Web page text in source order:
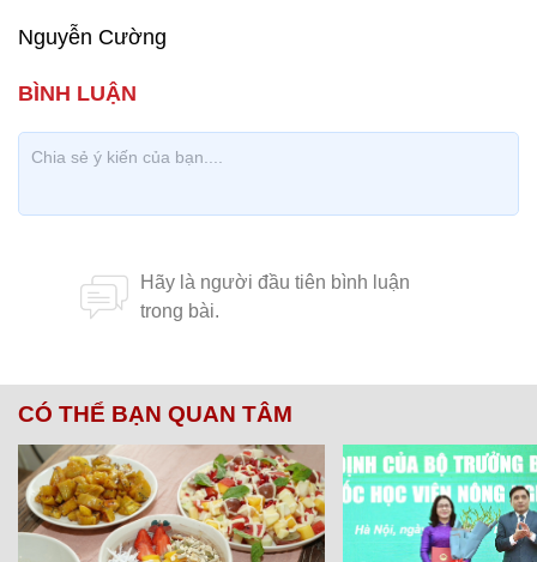
Nguyễn Cường
CÓ THỂ BẠN QUAN TÂM